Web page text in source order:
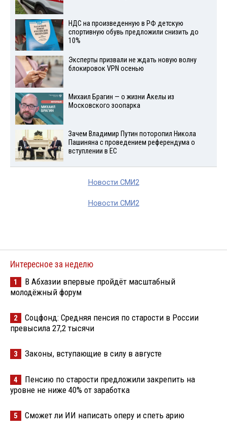
НДС на произведенную в РФ детскую
спортивную обувь предложили снизить до
10%
Эксперты призвали не ждать новую волну
блокировок VPN осенью
Михаил Брагин — о жизни Акелы из
Московского зоопарка
Зачем Владимир Путин поторопил Никола
Пашиняна с проведением референдума о
вступлении в ЕС
Новости СМИ2
Новости СМИ2
Интересное за неделю
1
В Абхазии впервые пройдёт масштабный
молодёжный форум
2
Соцфонд: Средняя пенсия по старости в России
превысила 27,2 тысячи
3 Законы, вступающие в силу в августе
4
Пенсию по старости предложили закрепить на
уровне не ниже 40% от заработка
5 Сможет ли ИИ написать оперу и спеть арию